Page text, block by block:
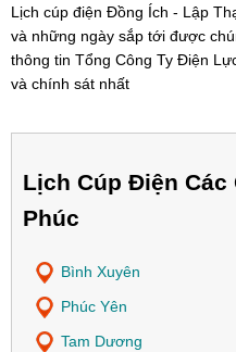
Lịch cúp điện Đồng Ích - Lập
và những ngày sắp tới được
thông tin Tổng Công Ty Điện
và chính sát nhất
Lịch Cúp Điện Các
Phúc
Bình Xuyên
Phúc Yên
Tam Dương